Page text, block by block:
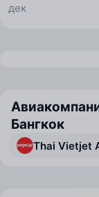
дек
Бангкок
Thai Vietjet